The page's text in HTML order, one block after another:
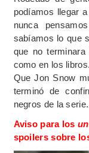
podíamos llegar
nunca
sabíamos lo que
que no
como en los libros.
Que Jon Snow
terminó de
negros de la
Aviso para los
spoilers sobre